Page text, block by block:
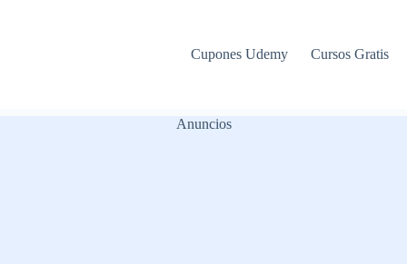
Cupones Udemy Cursos Gratis
Anuncios